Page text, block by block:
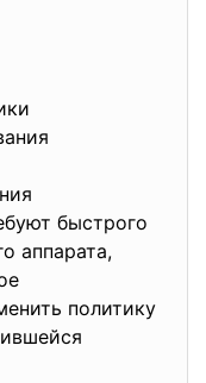
быстрого
аппарата,
политику